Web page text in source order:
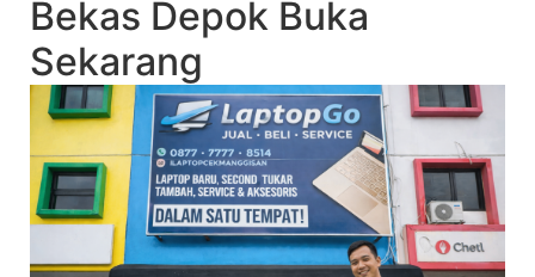
Bekas Depok Buka
Sekarang